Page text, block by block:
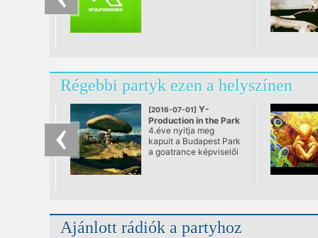
Régebbi partyk ezen a helyszínen
[2016-07-01] Y-
Production in the Park
II.
@ Budapest Park
4.éve nyitja meg
kapuit a Budapest Park
a goatrance képviselői
Ajánlott rádiók a partyhoz